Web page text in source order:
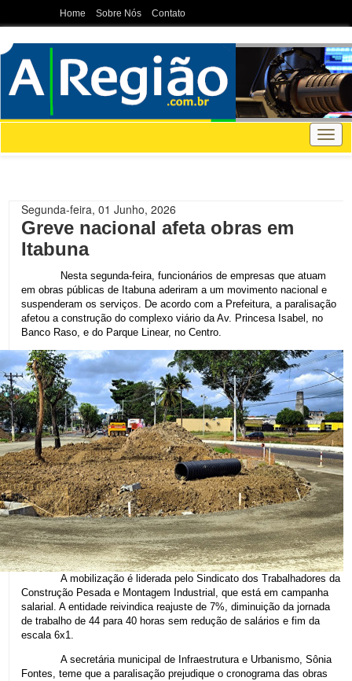
Home Sobre Nós Contato
Segunda-feira, 01 Junho, 2026
Greve nacional afeta obras em
Itabuna
Nesta segunda-feira, funcionários de empresas que atuam
em obras públicas de Itabuna aderiram a um movimento nacional e
suspenderam os serviços. De acordo com a Prefeitura, a paralisação
afetou a construção do complexo viário da Av. Princesa Isabel, no
Banco Raso, e do Parque Linear, no Centro.
A mobilização é liderada pelo Sindicato dos Trabalhadores da
Construção Pesada e Montagem Industrial, que está em campanha
salarial. A entidade reivindica reajuste de 7%, diminuição da jornada
de trabalho de 44 para 40 horas sem redução de salários e fim da
escala 6x1.
A secretária municipal de Infraestrutura e Urbanismo, Sônia
Fontes, teme que a paralisação prejudique o cronograma das obras